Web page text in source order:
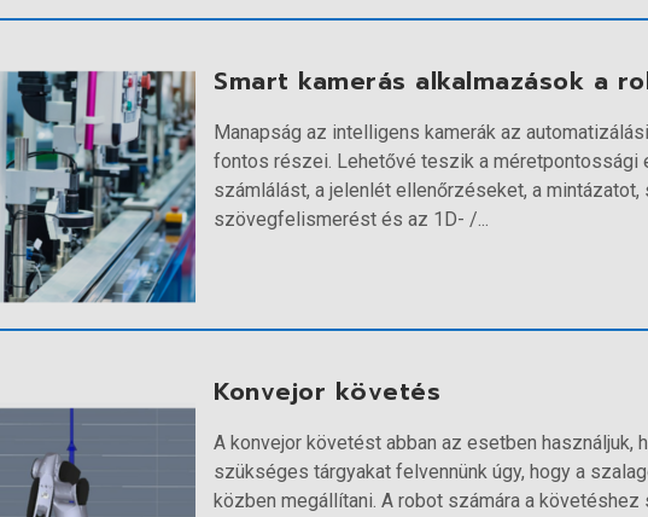
Smart kamerás alkalmazások a
Manapság az intelligens kamerák az
fontos részei. Lehetővé teszik a méretpontossági
számlálást, a jelenlét ellenőrzéseket, a mintázatot,
szövegfelismerést és az 1D- /...
Konvejor követés
A konvejor követést abban az esetben használjuk,
szükséges tárgyakat felvennünk úgy, hogy a
közben megállítani. A robot számára a